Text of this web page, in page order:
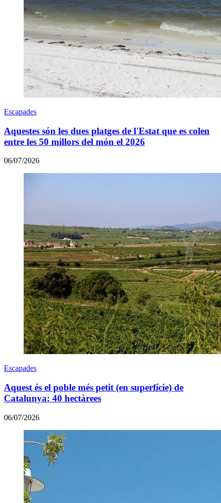
Escapades
Aquestes són les dues platges de l'Estat que es colen
entre les 50 millors del món el 2026
06/07/2026
Escapades
Aquest és el poble més petit (en superfície) de
Catalunya: 40 hectàrees
06/07/2026